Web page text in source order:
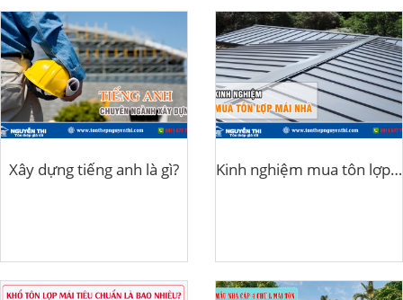
Xây dựng tiếng anh là gì? Kinh nghiệm mua tôn lợp nhà